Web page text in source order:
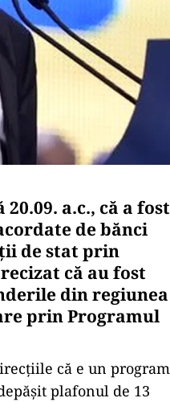
a.c., că a fost
de bănci
de stat prin
că au fost
din regiunea
prin Programul
că e un program
plafonul de 13